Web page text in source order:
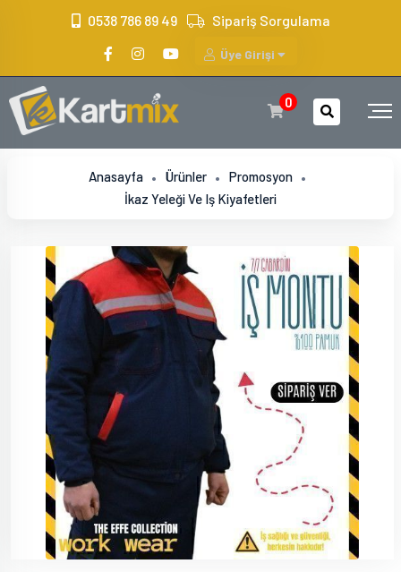
0538 786 89 49 Sipariş Sorgulama
Üye Girişi
0
Anasayfa Ürünler
Promosyon
İkaz Yeleği Ve Iş Kiyafetleri